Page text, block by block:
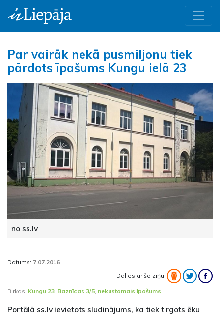
Par vairāk nekā pusmiljonu tiek
pārdots īpašums Kungu ielā 23
no ss.lv
Datums: 7.07.2016
Dalies ar šo ziņu:
Birkas: Kungu 23, Baznīcas 3/5, nekustamais īpašums
Portālā ss.lv ievietots sludinājums, ka tiek tirgots ēku